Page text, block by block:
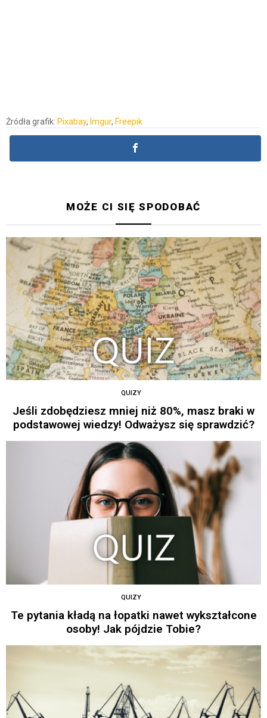
Źródła grafik: Pixabay, Imgur, Freepik
MOŻE CI SIĘ SPODOBAĆ
QUIZY
Jeśli zdobędziesz mniej niż 80%, masz braki w
podstawowej wiedzy! Odważysz się sprawdzić?
QUIZY
Te pytania kładą na łopatki nawet wykształcone
osoby! Jak pójdzie Tobie?